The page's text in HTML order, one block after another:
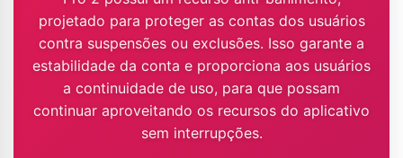
projetado para proteger as contas dos usuários
contra suspensões ou exclusões. Isso garante a
estabilidade da conta e proporciona aos usuários
a continuidade de uso, para que possam
continuar aproveitando os recursos do aplicativo
sem interrupções.